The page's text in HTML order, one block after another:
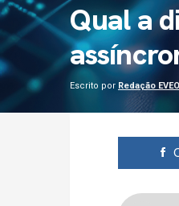
Qual a
Escrito por Redação EVEO